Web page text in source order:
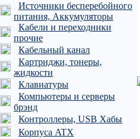
Источники бесперебойного
питания, Аккумуляторы
Кабели и переходники
прочие
Кабельный канал
Картриджи, тонеры,
жидкости
Клавиатуры
Компьютеры и серверы
брэнд
Контроллеры, USB Хабы
Корпуса ATX